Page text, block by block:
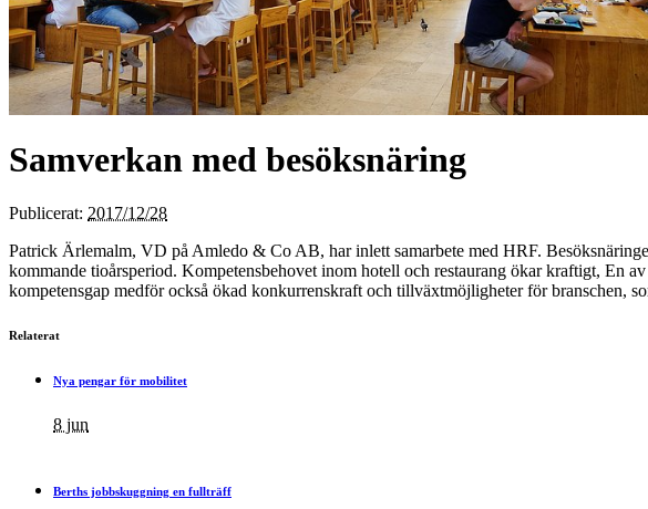
Samverkan med besöksnäring
Publicerat: 2017/12/28
Patrick Ärlemalm, VD på Amledo & Co AB, har inlett samarbete med HRF.
kommande tioårsperiod. Kompetensbehovet inom hotell och restaurang ökar kraftigt, En
kompetensgap medför också ökad konkurrenskraft och tillväxtmöjligheter för branschen,
Relaterat
Nya pengar för mobilitet
8 jun
Berths jobbskuggning en fullträff